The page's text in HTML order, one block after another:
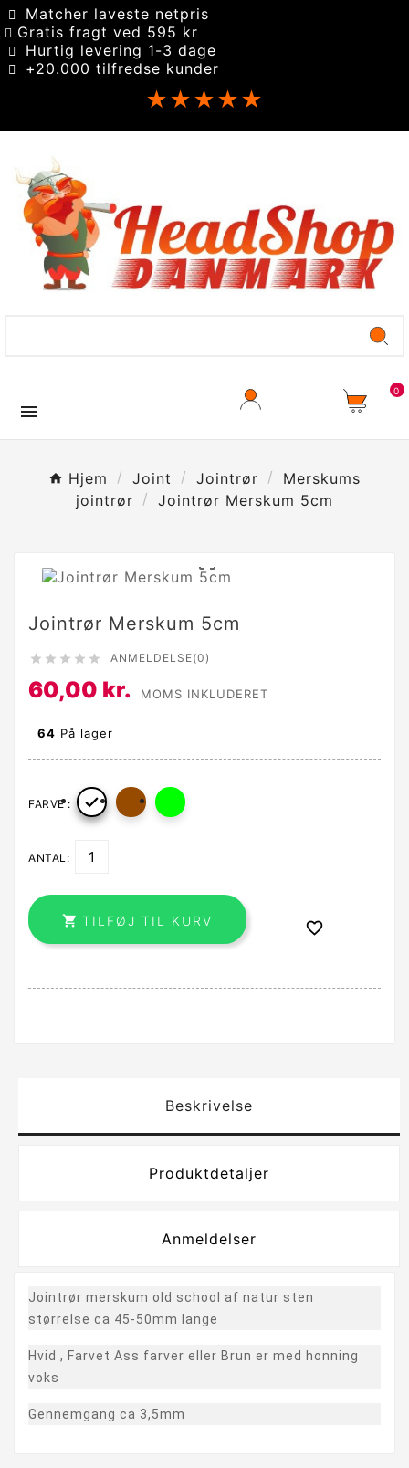
Matcher laveste netpris
Gratis fragt ved 595 kr
Hurtig levering 1-3 dage
+20.000 tilfredse kunder
★★★★★

0
Hjem Joint Jointrør
Merskums
jointrør
Jointrør Merskum 5cm

Jointrør Merskum 5cm
     ANMELDELSE(0)
60,00 kr. MOMS INKLUDERET
64 På lager
FARVE : 
ANTAL:
 TILFØJ TIL KURV 
Beskrivelse
Produktdetaljer
Anmeldelser
Jointrør merskum old school af natur sten
størrelse ca 45-50mm lange
Hvid , Farvet Ass farver eller Brun er med honning
voks
Gennemgang ca 3,5mm